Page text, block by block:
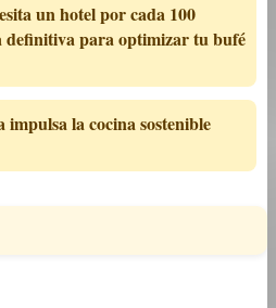
un hotel por cada 100
definitiva para optimizar tu bufé
la cocina sostenible